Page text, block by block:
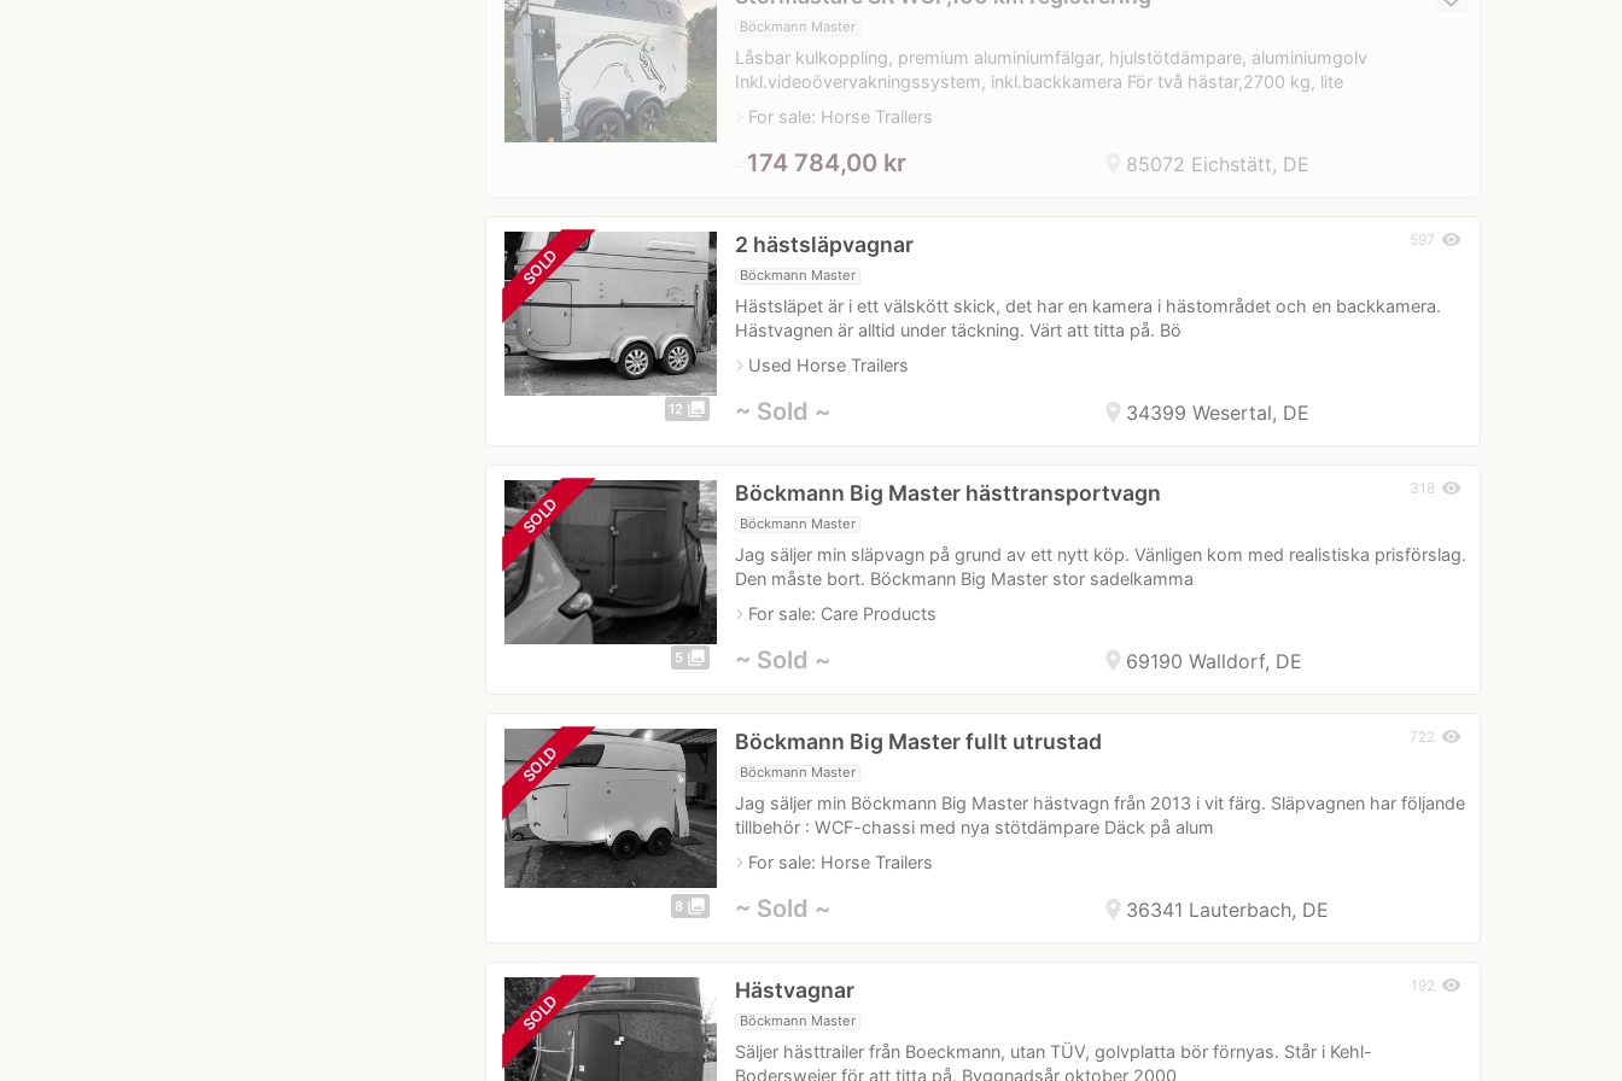
Böckmann Master
Låsbar kulkoppling, premium aluminiumfälgar, hjulstötdämpare, aluminiumgolv
Inkl.videoövervakningssystem, inkl.backkamera För två hästar,2700 kg, lite
navigate_nextFor sale: Horse Trailers
85072 Eichstätt, DE
174 784,00 kr
SOLD
12 photo_library
2 hästsläpvagnar
Böckmann Master
Hästsläpet är i ett välskött skick, det har en kamera i hästområdet och en backkamera.
Hästvagnen är alltid under täckning. Värt att titta på. Bö
navigate_nextUsed Horse Trailers
597 visibility
location_on 34399 Wesertal, DE
~ Sold ~
SOLD
5 photo_library
Böckmann Big Master hästtransportvagn
Böckmann Master
Jag säljer min släpvagn på grund av ett nytt köp. Vänligen kom med realistiska prisförslag.
Den måste bort. Böckmann Big Master stor sadelkamma
navigate_nextFor sale: Care Products
318 visibility
location_on 69190 Walldorf, DE
~ Sold ~
SOLD
8 photo_library
Böckmann Big Master fullt utrustad
Böckmann Master
Jag säljer min Böckmann Big Master hästvagn från 2013 i vit färg. Släpvagnen har följande
tillbehör : WCF-chassi med nya stötdämpare Däck på alum
navigate_nextFor sale: Horse Trailers
722 visibility
location_on 36341 Lauterbach, DE
~ Sold ~
SOLD
Hästvagnar
Böckmann Master
Säljer hästtrailer från Boeckmann, utan TÜV, golvplatta bör förnyas. Står i Kehl-
Bodersweier för att titta på. Byggnadsår oktober 2000
192 visibility